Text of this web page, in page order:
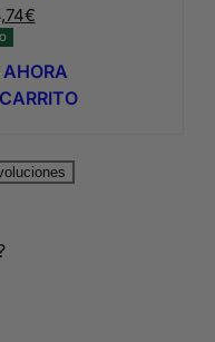
era:
€El
actual
es:
4,74€.